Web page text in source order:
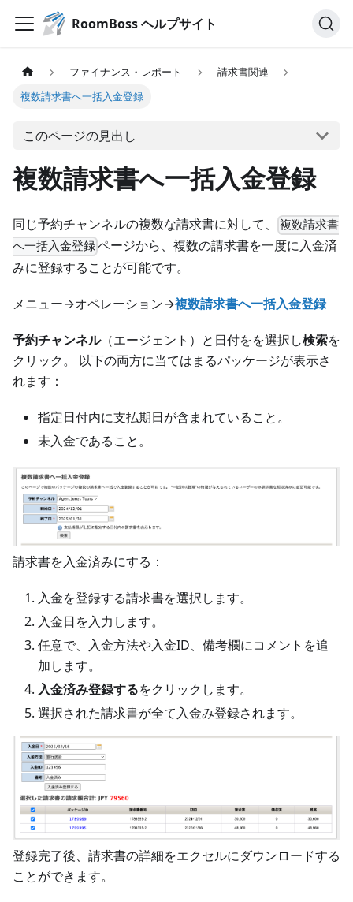
RoomBoss ヘルプサイト
ファイナンス・レポート
請求書関連
複数請求書へ一括入金登録
このページの見出し
複数請求書へ一括入金登録
同じ予約チャンネルの複数な請求書に対して、
複数請求書
へ一括入金登録ページから、複数の請求書を一度に入金済
みに登録することが可能です。
メニュー→オペレーション→複数請求書へ一括入金登録
予約チャンネル（エージェント）と日付をを選択し検索を
クリック。 以下の両方に当てはまるパッケージが表示さ
れます：
指定日付内に支払期日が含まれていること。
未入金であること。
請求書を入金済みにする：
入金を登録する請求書を選択します。
入金日を入力します。
任意で、入金方法や入金ID、備考欄にコメントを追
加します。
入金済み登録するをクリックします。
選択された請求書が全て入金み登録されます。
登録完了後、請求書の詳細をエクセルにダウンロードする
ことができます。